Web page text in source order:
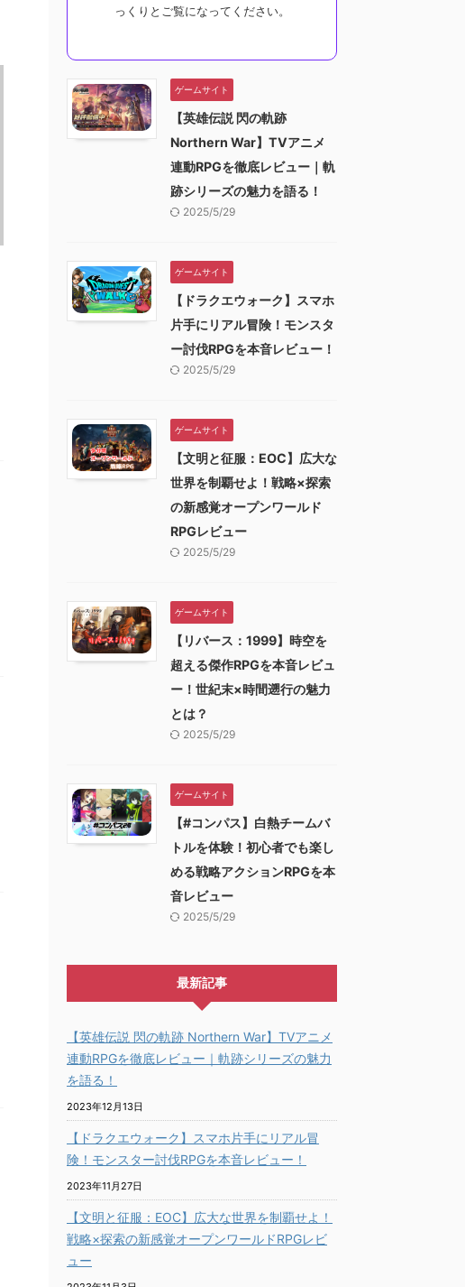
さんこんにちは。どうもイサム
日にリリースされた『英雄伝説
レビューしていきたいと思いま
す。 事前登録者数50万人突
破した「軌跡シリーズ初のTV
プレイヤーは主人公のラヴィと
なり、本作キャラ＋歴代『軌跡
シリーズ」の個性豊かな仲間た
します。 今回は、2019年9月
ンクエストウィーク』を率直レ
モンスターズ25周年コラボイ
ベント』開催を記念して、
『こころ配合キャンペーン』が
開催中！！（開催期間：
11/24~12/7(14:59)まで） ここ
ろの配合記念結果をポストした
方の中から抽選で100名様に
っくりとご覧になってください。
ゲームサイト
【英雄伝説 閃の軌跡
Northern War】TVアニメ
連動RPGを徹底レビュー｜軌
跡シリーズの魅力を語る！
2025/5/29
ゲームサイト
【ドラクエウォーク】スマホ
片手にリアル冒険！モンスタ
ー討伐RPGを本音レビュー！
2025/5/29
ゲームサイト
【文明と征服：EOC】広大な
世界を制覇せよ！戦略×探索
の新感覚オープンワールド
RPGレビュー
2025/5/29
ゲームサイト
【リバース：1999】時空を
超える傑作RPGを本音レビュ
ー！世紀末×時間遡行の魅力
とは？
2025/5/29
ゲームサイト
【#コンパス】白熱チームバ
トルを体験！初心者でも楽し
める戦略アクションRPGを本
音レビュー
2025/5/29
最新記事
【英雄伝説 閃の軌跡 Northern War】TVアニメ
連動RPGを徹底レビュー｜軌跡シリーズの魅力
を語る！
2023年12月13日
【ドラクエウォーク】スマホ片手にリアル冒
険！モンスター討伐RPGを本音レビュー！
2023年11月27日
【文明と征服：EOC】広大な世界を制覇せよ！
戦略×探索の新感覚オープンワールドRPGレビ
ュー